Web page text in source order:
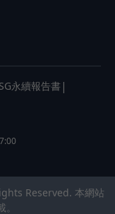
永續報告書 |
Reserved. 本網站